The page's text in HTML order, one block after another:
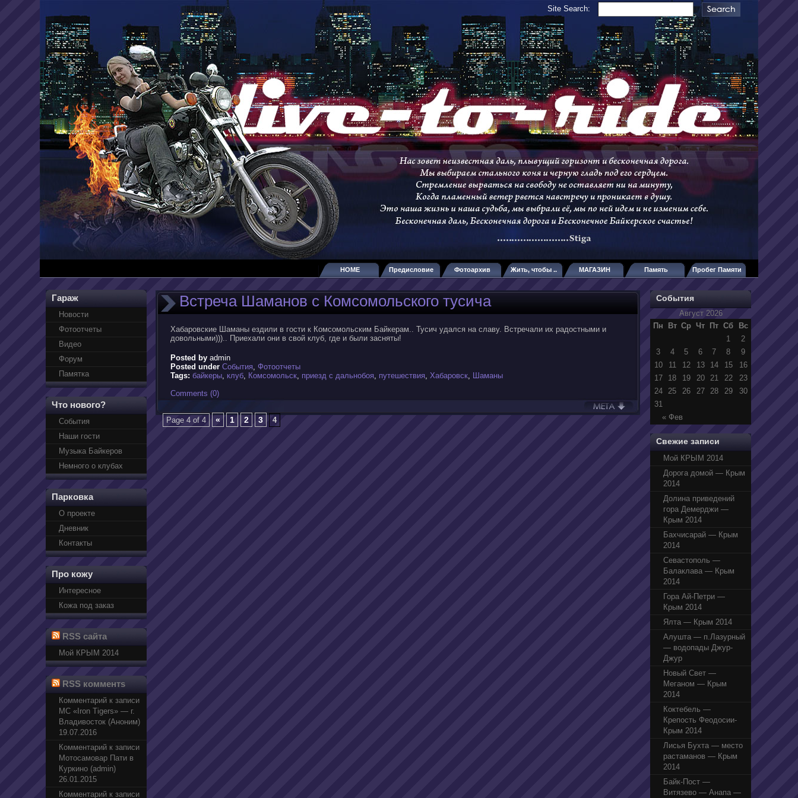
Site Search:
HOME Предисловие Фотоархив Жить, чтобы .. МАГАЗИН Память Пробег Памяти
Гараж
Новости
Фотоотчеты
Видео
Форум
Памятка
Что нового?
События
Наши гости
Музыка Байкеров
Немного о клубах
Парковка
О проекте
Дневник
Контакты
Про кожу
Интересное
Кожа под заказ
RSS сайта
Мой КРЫМ 2014
RSS комментs
Комментарий к записи
МС «Iron Tigers» — г.
Владивосток (Аноним)
19.07.2016
Комментарий к записи
Мотосамовар Пати в
Куркино (admin)
26.01.2015
Комментарий к записи
Встреча Шаманов с Комсомольского тусича
Хабаровские Шаманы ездили в гости к Комсомольским Байкерам.. Тусич удался на славу. Встречали их радостными и
довольными))).. Приехали они в свой клуб, где и были засняты!
Posted by admin
Posted under События, Фотоотчеты
Tags: байкеры, клуб, Комсомольск, приезд с дальнобоя, путешествия, Хабаровск, Шаманы
Comments (0)
Page 4 of 4 « 1 2 3 4
События
Август 2026
Пн
Вт Ср Чт Пт Сб Вс
« Фев
1
2
3
4 5 6 7 8
9
10
11 12 13 14 15
16
17
18 19 20 21 22
23
24
25 26 27 28 29
30
31
Свежие записи
Мой КРЫМ 2014
Дорога домой — Крым
2014
Долина приведений
гора Демерджи —
Крым 2014
Бахчисарай — Крым
2014
Севастополь —
Балаклава — Крым
2014
Гора Ай-Петри —
Крым 2014
Ялта — Крым 2014
Алушта — п.Лазурный
— водопады Джур-
Джур
Новый Свет —
Меганом — Крым
2014
Коктебель —
Крепость Феодосии-
Крым 2014
Лисья Бухта — место
растаманов — Крым
2014
Байк-Пост —
Витязево — Анапа —